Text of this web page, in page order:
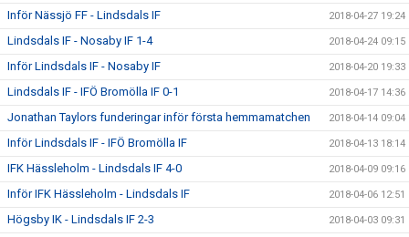
Inför Nässjö FF - Lindsdals IF 2018-04-27 19:24
Lindsdals IF - Nosaby IF 1-4 2018-04-24 09:15
Inför Lindsdals IF - Nosaby IF 2018-04-20 19:33
Lindsdals IF - IFÖ Bromölla IF 0-1 2018-04-17 14:36
Jonathan Taylors funderingar inför första hemmamatchen 2018-04-14 09:04
Inför Lindsdals IF - IFÖ Bromölla IF 2018-04-13 18:14
IFK Hässleholm - Lindsdals IF 4-0 2018-04-09 09:16
Inför IFK Hässleholm - Lindsdals IF 2018-04-06 12:51
Högsby IK - Lindsdals IF 2-3 2018-04-03 09:31